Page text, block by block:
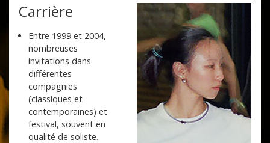
Carrière
Entre 1999 et 2004,
nombreuses
invitations dans
différentes
compagnies
(classiques et
contemporaines) et
festival, souvent en
qualité de soliste.